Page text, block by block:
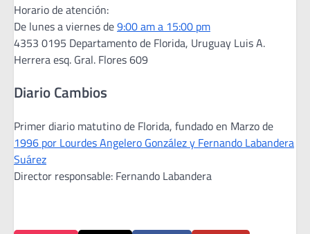
Horario de atención:
De lunes a viernes de9:00 am a 15:00 pm
4353 0195 Departamento de Florida, Uruguay Luis A.
Herrera esq. Gral. Flores 609
Diario Cambios
Primer diario matutino de Florida, fundado en Marzo de
1996 por Lourdes Angelero González y Fernando Labandera
Suárez
Director responsable: Fernando Labandera